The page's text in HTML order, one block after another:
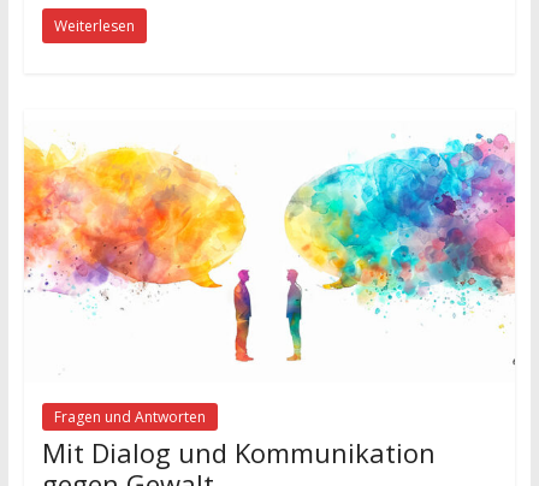
Weiterlesen
Fragen und Antworten
Mit Dialog und Kommunikation